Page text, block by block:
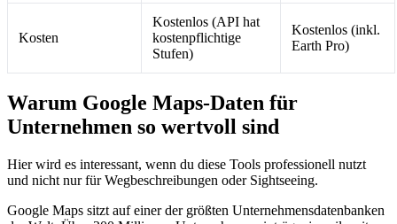
Kosten
Kostenlos (API hat
kostenpflichtige
Stufen)
Kostenlos (inkl.
Earth Pro)
Warum Google Maps-Daten für
Unternehmen so wertvoll sind
Hier wird es interessant, wenn du diese Tools professionell nutzt
und nicht nur für Wegbeschreibungen oder Sightseeing.
Google Maps sitzt auf einer der größten Unternehmensdatenbanken